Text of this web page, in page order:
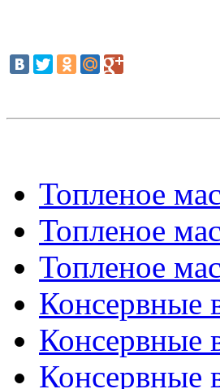
Топленое
Топленое
Топленое
Консервные
Консервные
Консервные